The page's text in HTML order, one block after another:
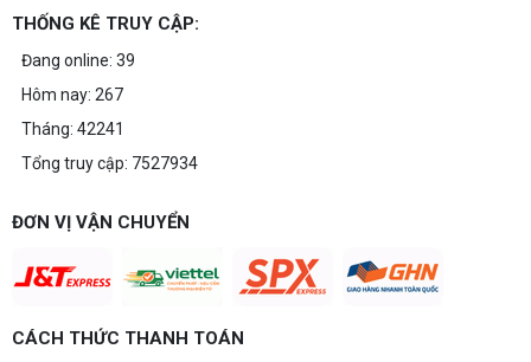
THỐNG KÊ TRUY CẬP:
Đang online: 39
Hôm nay: 267
Tháng: 42241
Tổng truy cập: 7527934
ĐƠN VỊ VẬN CHUYỂN
CÁCH THỨC THANH TOÁN